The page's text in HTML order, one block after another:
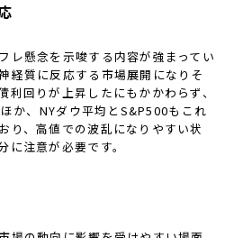
レ懸念を示唆する内容が強まってい
経質に反応する市場展開になりそ
利回りが上昇したにもかかわらず、
か、NYダウ平均とS&P500もこれ
り、高値での波乱になりやすい状
注意が必要です。